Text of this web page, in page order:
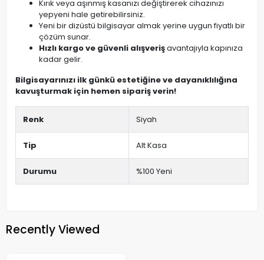
Kırık veya aşınmış kasanızı değiştirerek cihazınızı
yepyeni hale getirebilirsiniz.
Yeni bir dizüstü bilgisayar almak yerine uygun fiyatlı bir
çözüm sunar.
Hızlı kargo ve güvenli alışverişavantajıyla kapınıza
kadar gelir.
Bilgisayarınızı ilk günkü estetiğine ve dayanıklılığına
kavuşturmak için hemen sipariş verin!
Renk Siyah
Tip Alt Kasa
Durumu %100 Yeni
Recently Viewed